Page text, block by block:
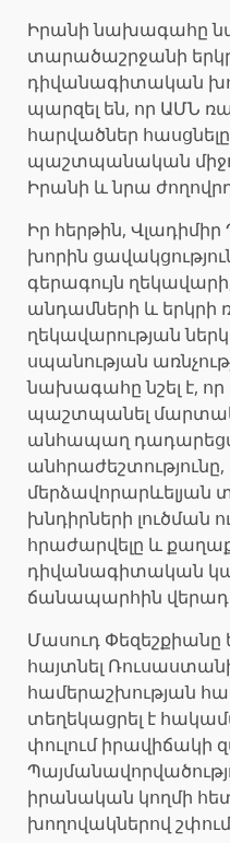
Իրանի նախագահը
տարածաշրջանի
դիվանագիտական
պարզել են, որ ԱՄՆ
հարվածներ
պաշտպանական
Իրանի և նրա
Իր հերթին,
խորին
գերագույն
անդամների և
ղեկավարության
սպանության
նախագահը նշել է, որ
պաշտպանել
անհապաղ
անհրաժեշտությունը,
մերձավորարևելյան
խնդիրների լուծման
հրաժարվելը և
դիվանագիտական
ճանապարհին
Մասուդ
հայտնել
համերաշխության
տեղեկացրել է
փուլում իրավիճակի
իրանական կողմի
խողովակներով